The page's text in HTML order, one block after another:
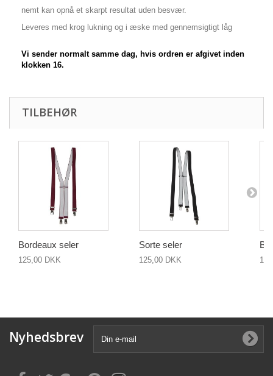
nemt kan opnå et skarpt resultat uden besvær.
Leveres med krog lukning og i æske med gennemsigtigt låg
Vi sender normalt samme dag, hvis ordren er afgivet inden
klokken 16.
TILBEHØR
Bordeaux seler
125,00 DKK
Sorte seler
125,00 DKK
Nyhedsbrev